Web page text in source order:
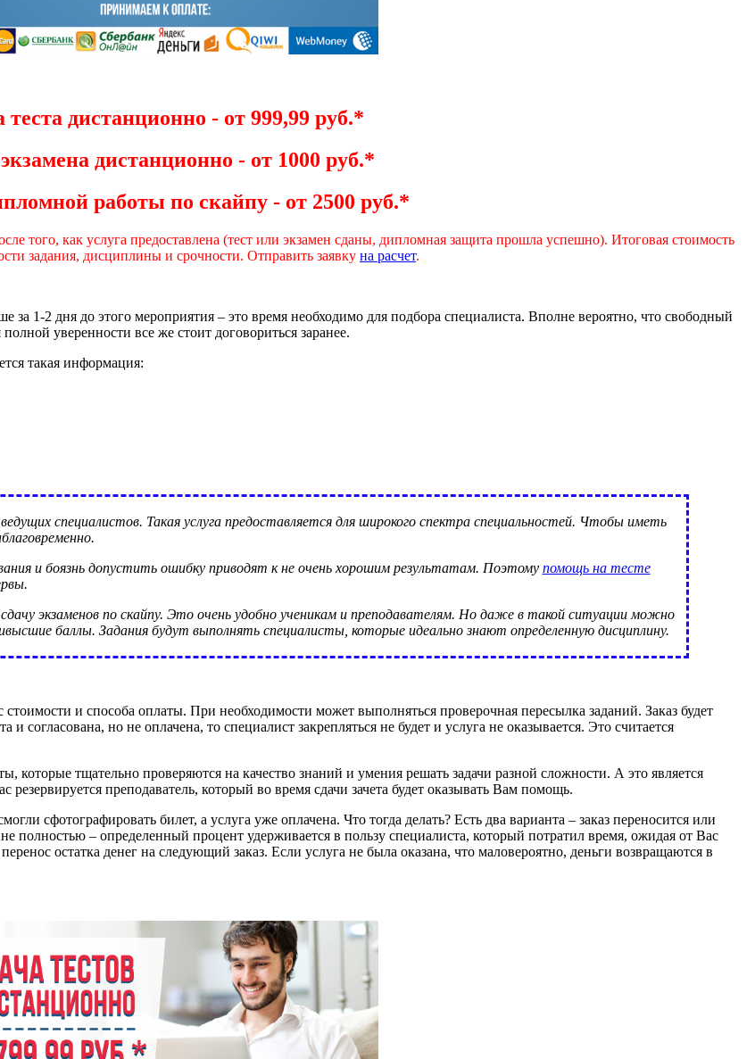
теста дистанционно - от 999,99 руб.*
дистанционно - от 1000 руб.*
работы по скайпу - от 2500 руб.*
того, как услуга предоставлена (тест или экзамен сданы, дипломная защита прошла успешно). Итоговая стоимость
задания, дисциплины и срочности. Отправить заявку на расчет.
за 1-2 дня до этого мероприятия – это время необходимо для подбора специалиста. Вполне вероятно, что свободный
уверенности все же стоит договориться заранее.
такая информация:
специалистов. Такая услуга предоставляется для широкого спектра специальностей. Чтобы иметь
и боязнь допустить ошибку приводят к не очень хорошим результатам. Поэтому помощь на тесте
экзаменов по скайпу. Это очень удобно ученикам и преподавателям. Но даже в такой ситуации можно
баллы. Задания будут выполнять специалисты, которые идеально знают определенную дисциплину.
и способа оплаты. При необходимости может выполняться проверочная пересылка заданий. Заказ будет
но не оплачена, то специалист закрепляться не будет и услуга не оказывается. Это считается
которые тщательно проверяются на качество знаний и умения решать задачи разной сложности. А это является
преподаватель, который во время сдачи зачета будет оказывать Вам помощь.
сфотографировать билет, а услуга уже оплачена. Что тогда делать? Есть два варианта – заказ переносится или
полностью – определенный процент удерживается в пользу специалиста, который потратил время, ожидая от Вас
остатка денег на следующий заказ. Если услуга не была оказана, что маловероятно, деньги возвращаются в